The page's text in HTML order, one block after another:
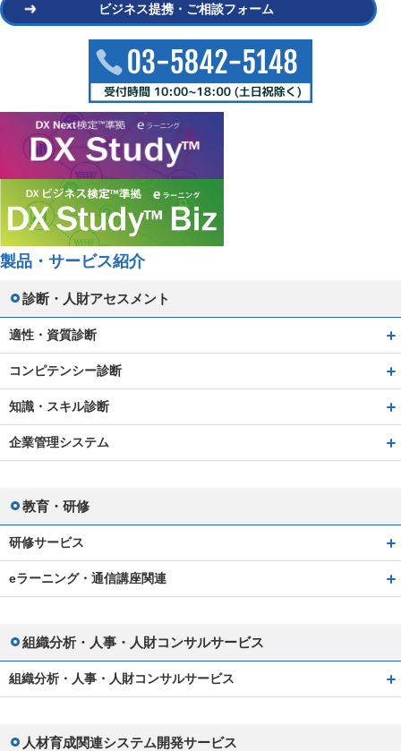
ビジネス提携・ご相談フォーム
製品・サービス紹介
診断・人財アセスメント
適性・資質診断
コンピテンシー診断
知識・スキル診断
企業管理システム
教育・研修
研修サービス
eラーニング・通信講座関連
組織分析・人事・人財コンサルサービス
組織分析・人事・人財コンサルサービス
人材育成関連システム開発サービス